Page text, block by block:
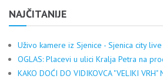
NAJČITANIJE
Uživo kamere iz Sjenice - Sjenica city
OGLAS: Placevi u ulici Kralja Petra na
KAKO DOĆI DO VIDIKOVCA "VELIKI VRH"